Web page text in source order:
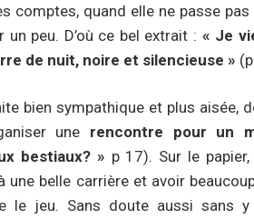
comptes, quand elle ne passe
un peu. D’où ce bel extrait : « Je
de nuit, noire et silencieuse »
bien sympathique et plus aisée,
une rencontre pour un
bestiaux? » p 17). Sur le
une belle carrière et avoir
le jeu. Sans doute aussi sans